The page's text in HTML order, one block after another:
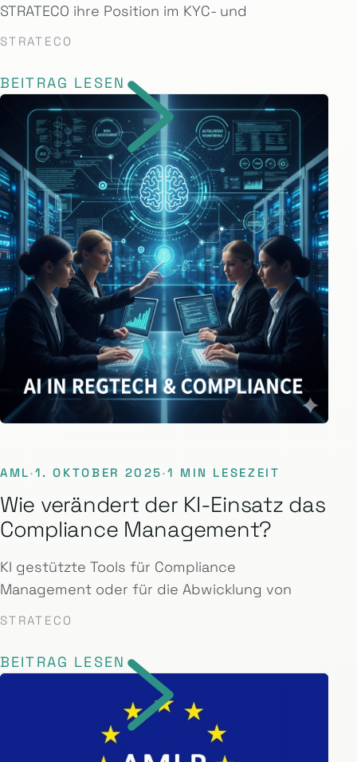
STRATECO ihre Position im KYC- und
STRATECO
BEITRAG LESEN
AML·1. OKTOBER 2025·1 MIN LESEZEIT
Wie verändert der KI-Einsatz das
Compliance Management?
KI gestützte Tools für Compliance
Management oder für die Abwicklung von
STRATECO
BEITRAG LESEN